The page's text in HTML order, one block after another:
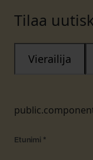
Tilaa
Vierailija
Etunimi *